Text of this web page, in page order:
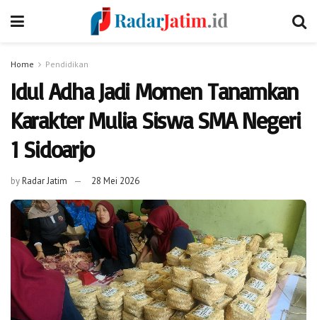
Home Pendidikan
Idul Adha Jadi Momen Tanamkan
Karakter Mulia Siswa SMA Negeri
1 Sidoarjo
byRadar Jatim 28 Mei 2026